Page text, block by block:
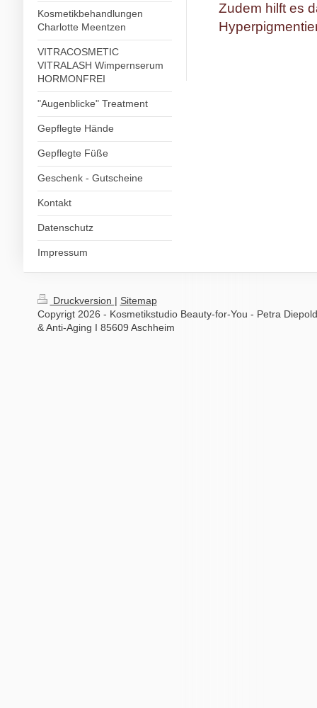
Kosmetikbehandlungen
Charlotte Meentzen
VITRACOSMETIC
VITRALASH Wimpernserum
HORMONFREI
"Augenblicke" Treatment
Gepflegte Hände
Gepflegte Füße
Geschenk - Gutscheine
Kontakt
Datenschutz
Impressum
Zudem hilft es
Druckversion | Sitemap
Copyrigt 2026 - Kosmetikstudio Beauty-for-You - Petra
& Anti-Aging I 85609 Aschheim